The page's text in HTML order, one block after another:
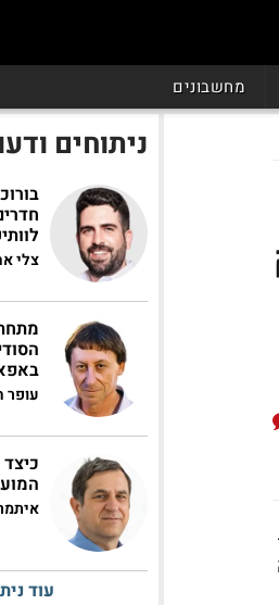
מחשבונים
ניתוחים
צלי
עופר
עוד